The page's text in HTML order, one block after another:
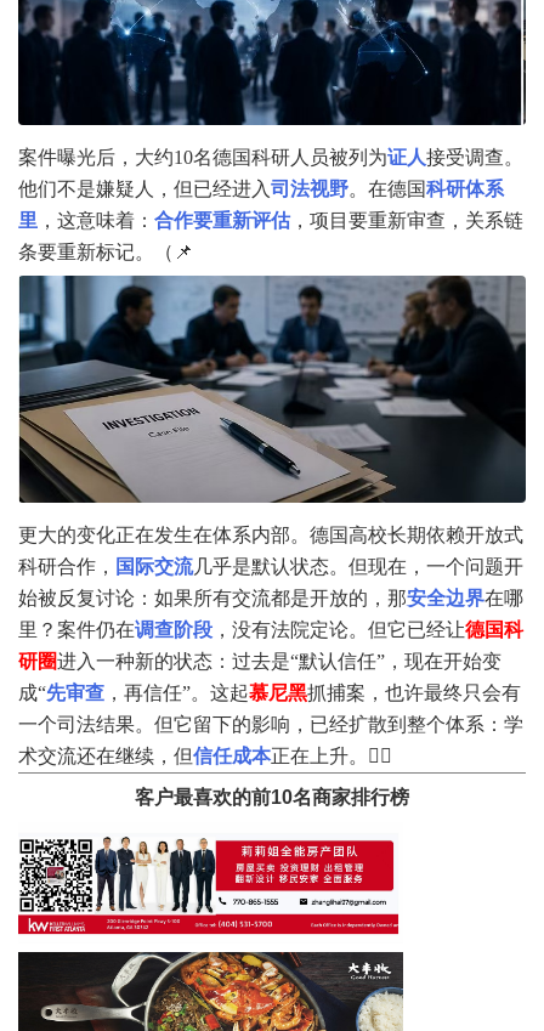
案件曝光后，大约10名德国科研人员被列为证人接受调查。
他们不是嫌疑人，但已经进入司法视野。在德国科研体系
里 ，这意味着： 合作要重新评估，项目要重新审查，关系链
条要重新标记。（📌
更大的变化正在发生在体系内部。德国高校长期依赖开放式
科研合作， 国际交流几乎是默认状态。但现在，一个问题开
始被反复讨论：如果所有交流都是开放的，那安全边界在哪
里？案件仍在调查阶段 ，没有法院定论。但它已经让德国科
研圈进入一种新的状态：过去是“默认信任”，现在开始变
成“先审查 ，再信任”。这起慕尼黑抓捕案，也许最终只会有
一个司法结果。但它留下的影响，已经扩散到整个体系：学
术交流还在继续，但信任成本正在上升。🕵️‍♂️
客户最喜欢的前10名商家排行榜